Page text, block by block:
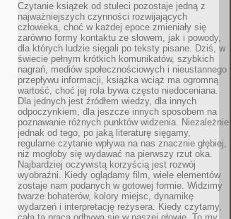
Czytanie książek od stuleci pozostaje jedną z
najważniejszych czynności rozwijających
człowieka, choć w każdej epoce zmieniały się
zarówno formy kontaktu ze słowem, jak i powody,
dla których ludzie sięgali po teksty pisane. Dziś, w
świecie pełnym krótkich komunikatów, szybkich
nagrań, mediów społecznościowych i nieustannego
przepływu informacji, książka wciąż ma ogromną
wartość, choć jej rola bywa często niedoceniana.
Dla jednych jest źródłem wiedzy, dla innych
odpoczynkiem, dla jeszcze innych sposobem na
poznawanie różnych punktów widzenia. Niezależnie
jednak od tego, po jaką literaturę sięgamy,
regularne czytanie wpływa na nas znacznie głębiej,
niż mogłoby się wydawać na pierwszy rzut oka.
Najbardziej oczywistą korzyścią jest rozwój
wyobraźni. Kiedy oglądamy film, wiele elementów
zostaje nam podanych w gotowej formie. Widzimy
twarze bohaterów, kolory miejsc, dynamikę
wydarzeń i interpretację reżysera. Kiedy czytamy,